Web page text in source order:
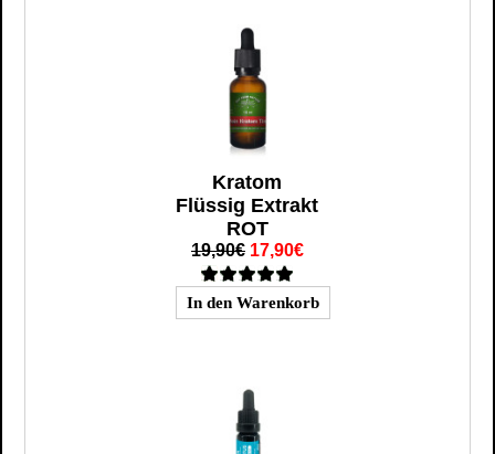
Kratom
Flüssig Extrakt
ROT
19,90€ 17,90€